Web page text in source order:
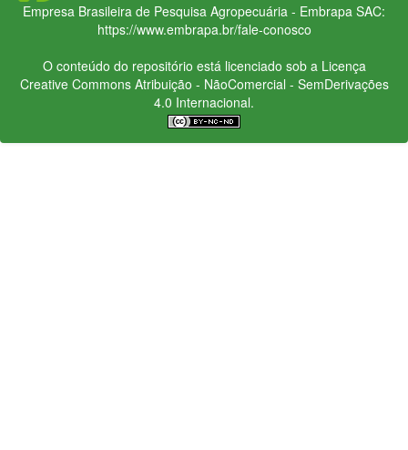
Empresa Brasileira de Pesquisa Agropecuária - Embrapa SAC:
https://www.embrapa.br/fale-conosco
O conteúdo do repositório está licenciado sob a Licença
Creative CommonsAtribuição - NãoComercial - SemDerivações
4.0 Internacional.